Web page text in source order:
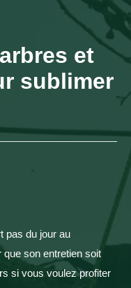
et
sublimer
pas du jour au
son entretien soit
si vous voulez profiter